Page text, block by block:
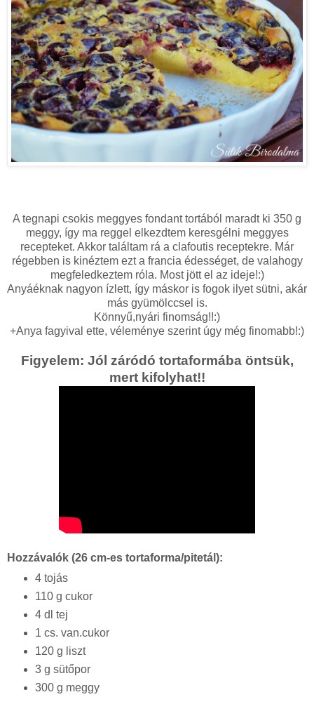
A tegnapi csokis meggyes fondant tortából maradt ki 350 g
meggy, így ma reggel elkezdtem keresgélni meggyes
recepteket. Akkor találtam rá a clafoutis receptekre. Már
régebben is kinéztem ezt a francia édességet, de valahogy
megfeledkeztem róla. Most jött el az ideje!:)
Anyáéknak nagyon ízlett, így máskor is fogok ilyet sütni, akár
más gyümölccsel is.
Könnyű,nyári finomság!!:)
+Anya fagyival ette, véleménye szerint úgy még finomabb!:)
Figyelem: Jól záródó tortaformába öntsük,
mert kifolyhat!!
Hozzávalók (26 cm-es tortaforma/pitetál):
4 tojás
110 g cukor
4 dl tej
1 cs. van.cukor
120 g liszt
3 g sütőpor
300 g meggy